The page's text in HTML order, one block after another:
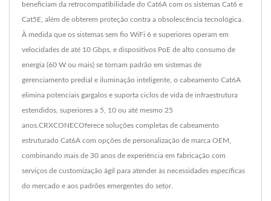
beneficiam da retrocompatibilidade do Cat6A com os sistemas Cat6 e
Cat5E, além de obterem proteção contra a obsolescência tecnológica.
À medida que os sistemas sem fio WiFi 6 e superiores operam em
velocidades de até 10 Gbps, e dispositivos PoE de alto consumo de
energia (60 W ou mais) se tornam padrão em sistemas de
gerenciamento predial e iluminação inteligente, o cabeamento Cat6A
elimina potenciais gargalos e suporta ciclos de vida de infraestrutura
estendidos, superiores a 5, 10 ou até mesmo 25
anos.CRXCONECOferece soluções completas de cabeamento
estruturado Cat6A com opções de personalização de marca OEM,
combinando mais de 30 anos de experiência em fabricação com
serviços de customização ágil para atender às necessidades específicas
do mercado e aos padrões emergentes do setor.